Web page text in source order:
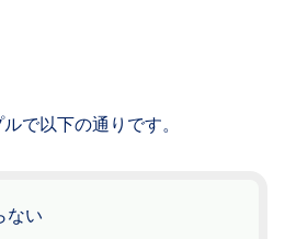
で以下の通りです。
ない